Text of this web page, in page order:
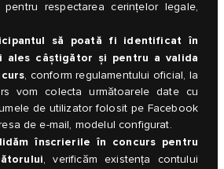
respectarea cerințelor legale,
să poată fi identificat în
ales câștigător și pentru a valida
, conform regulamentului oficial, la
vom colecta următoarele date cu
de utilizator folosit pe Facebook
de e-mail, modelul configurat.
înscrierile în concurs pentru
, verificăm existența contului